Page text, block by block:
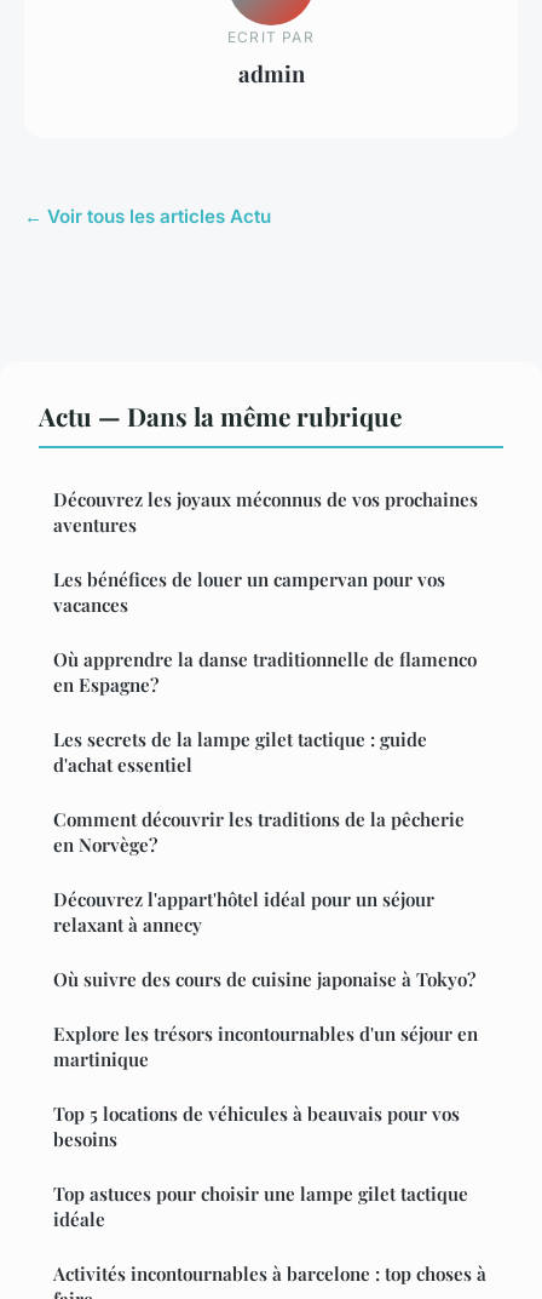
ECRIT PAR
admin
← Voir tous les articles Actu
Actu — Dans la même rubrique
Découvrez les joyaux méconnus de vos prochaines
aventures
Les bénéfices de louer un campervan pour vos
vacances
Où apprendre la danse traditionnelle de flamenco
en Espagne?
Les secrets de la lampe gilet tactique : guide
d'achat essentiel
Comment découvrir les traditions de la pêcherie
en Norvège?
Découvrez l'appart'hôtel idéal pour un séjour
relaxant à annecy
Où suivre des cours de cuisine japonaise à Tokyo?
Explore les trésors incontournables d'un séjour en
martinique
Top 5 locations de véhicules à beauvais pour vos
besoins
Top astuces pour choisir une lampe gilet tactique
idéale
Activités incontournables à barcelone : top choses à